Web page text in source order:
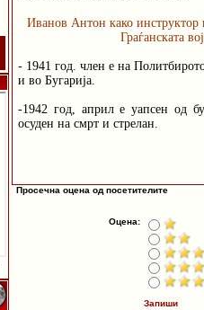
Иванов Антон како инструктор
Граѓанската
- 1941 год. член е на
и во Бугарија.
-1942 год, април е уапсен од
осуден на смрт и стрелан.
Просечна оцена од посетителите
Оцена:
Запиши